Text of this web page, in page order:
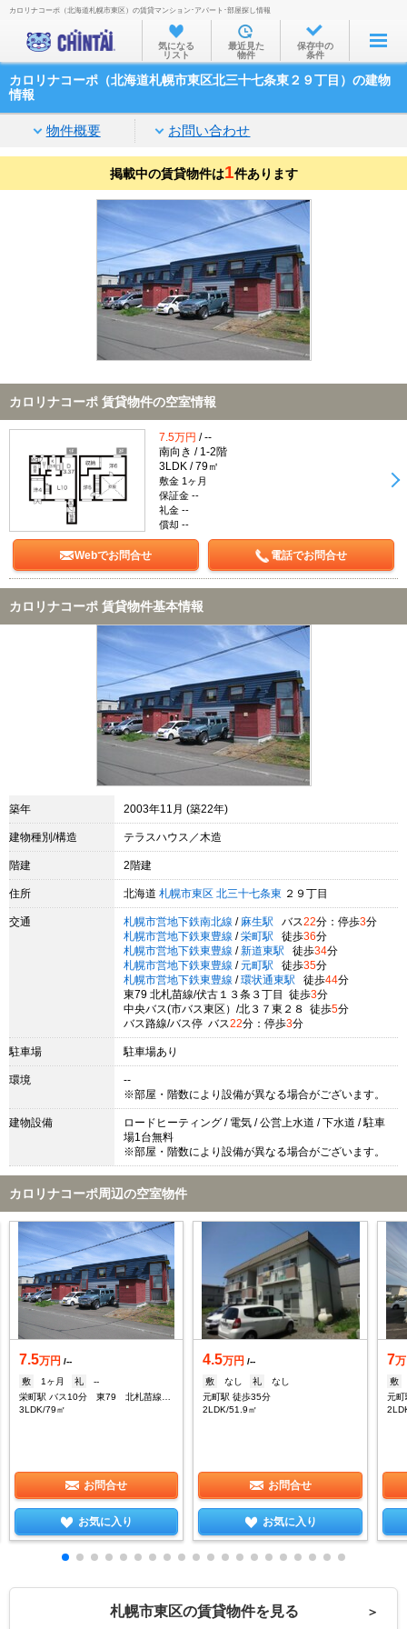
お部屋を探す
沿線・駅から
家賃相場から
通勤通学時間から
物件特集から
不動産会社から
TOP
カロリナコーポ（北海道札幌市東区）の賃貸マンション･アパート･部屋探し情報
気になる
リスト
最近見た
物件
保存中の
条件
カロリナコーポ（北海道札幌市東区北三十七条東２９丁目）の建物
情報
物件概要 お問い合わせ
掲載中の賃貸物件は1件あります
カロリナコーポ 賃貸物件の空室情報
7.5万円 / --
南向き / 1-2階
3LDK / 79㎡
敷金 1ヶ月
保証金 --
礼金 --
償却 --
Webでお問合せ 電話でお問合せ
カロリナコーポ 賃貸物件基本情報
築年 2003年11月 (築22年)
建物種別/構造 テラスハウス／木造
階建 2階建
住所 北海道 札幌市東区 北三十七条東 ２９丁目
交通 札幌市営地下鉄南北線 / 麻生駅 バス22分：停歩3分
札幌市営地下鉄東豊線 / 栄町駅 徒歩36分
札幌市営地下鉄東豊線 / 新道東駅 徒歩34分
札幌市営地下鉄東豊線 / 元町駅 徒歩35分
札幌市営地下鉄東豊線 / 環状通東駅 徒歩44分
東79 北札苗線/伏古１３条３丁目 徒歩3分
中央バス(市バス東区）/北３７東２８ 徒歩5分
バス路線/バス停 バス22分：停歩3分
駐車場 駐車場あり
環境
--
※部屋・階数により設備が異なる場合がございます。
建物設備
ロードヒーティング / 電気 / 公営上水道 / 下水道 / 駐車
場1台無料
※部屋・階数により設備が異なる場合がございます。
カロリナコーポ周辺の空室物件
7.5万円 /--
敷
1ヶ月 礼
--
3LDK/79㎡
お問合せ
お気に入り
4.5万円 /--
敷
なし 礼
なし
元町駅 徒歩35分
2LDK/51.9㎡
お問合せ
お気に入り
7
敷
元
札幌市東区の賃貸物件を見る ＞